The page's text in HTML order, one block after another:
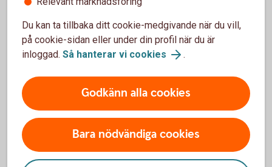
För att se detta innehåll behöver du först
Inställningar för cookies
Du kan ta tillbaka ditt cookie-medgivande när du vill,
på cookie-sidan eller under din profil när du är
inloggad. Så hanterar vi cookies .
Godkänn alla cookies
Bara nödvändiga cookies